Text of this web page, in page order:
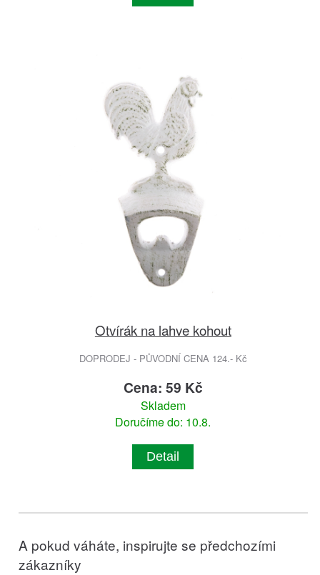
Otvírák na lahve kohout
DOPRODEJ - PŮVODNÍ CENA 124.- Kč
Cena: 59 Kč
Skladem
Doručíme do: 10.8.
Detail
A pokud váháte, inspirujte se předchozími
zákazníky